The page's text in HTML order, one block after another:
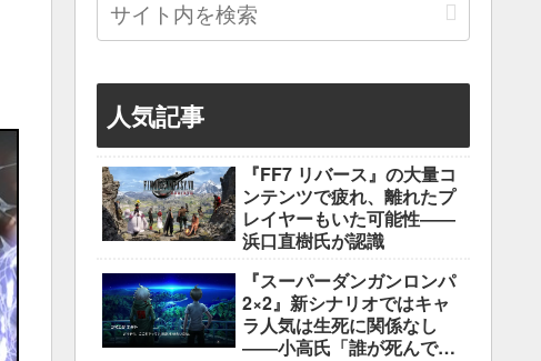
人気記事
『FF7 リバース』の大量コ
ンテンツで疲れ、離れたプ
レイヤーもいた可能性――
浜口直樹氏が認識
『スーパーダンガンロンパ
2×2』新シナリオではキャ
ラ人気は生死に関係なし
――小高氏「誰が死んでも